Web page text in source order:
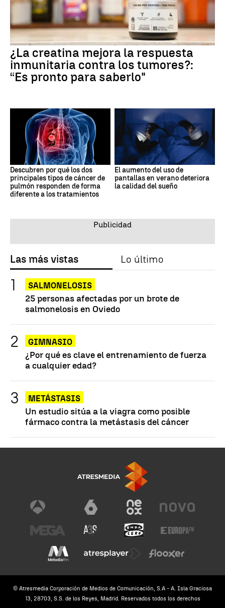
¿La creatina mejora la respuesta
inmunitaria contra los tumores?:
“Es pronto para saberlo"
Descubren por qué los dos
principales tipos de cáncer de
pulmón responden de forma
diferente a los tratamientos
El aumento del uso de
pantallas en verano deteriora
la calidad del sueño
Las más vistas Lo último
SALMONELOSIS
25 personas afectadas por un brote de
salmonelosis en Oviedo
GIMNASIO
¿Por qué es clave el entrenamiento de fuerza
a cualquier edad?
METÁSTASIS
Un estudio sitúa a la viagra como posible
fármaco contra la metástasis del cáncer
© Atresmedia Corporación de Medios de Comunicación, S.A - A. Isla Graciosa
13, 28703, S.S. de los Reyes, Madrid. Reservados todos los derechos